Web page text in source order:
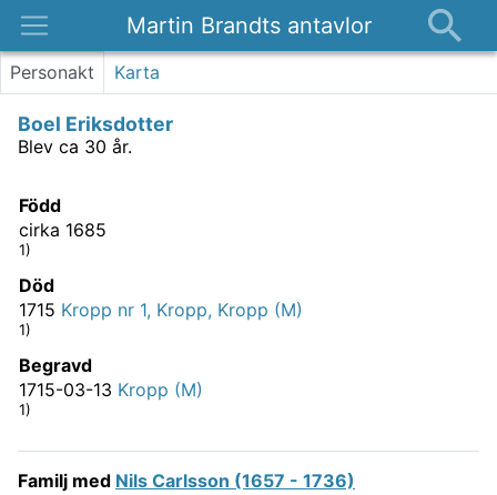
Martin Brandts antavlor
Platser
Om
Personakt Karta
Boel Eriksdotter
Blev ca 30 år.
Född
cirka 1685
1)
Död
1715 Kropp nr 1, Kropp, Kropp (M)
1)
Begravd
1715-03-13 Kropp (M)
1)
Familj med Nils Carlsson (1657 - 1736)